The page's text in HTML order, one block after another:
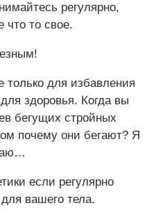
регулярно,
что то свое.
только для избавления
здоровья. Когда вы
бегущих стройных
почему они бегают? Я
если регулярно
вашего тела.